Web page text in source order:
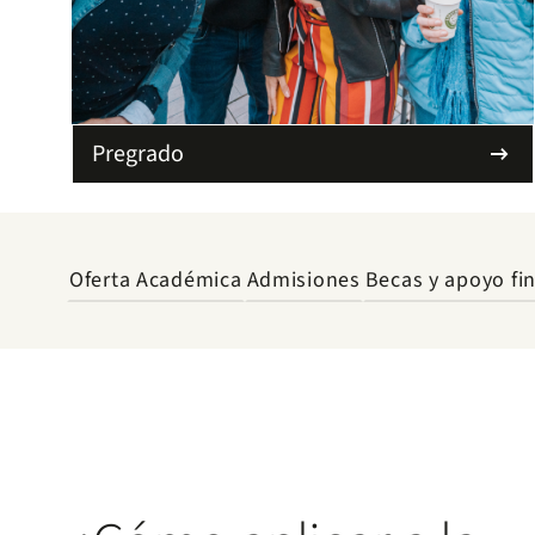
Pregrado arrow_right_alt
Oferta Académica Admisiones Becas y apoyo